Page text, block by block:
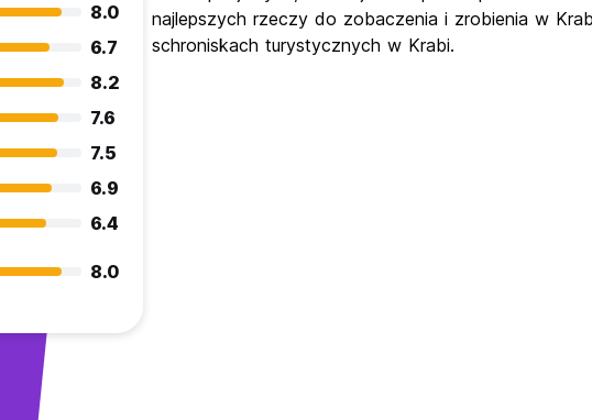
8.0
6.7
8.2
7.6
7.5
6.9
6.4
8.0
najlepszych rzeczy do zobaczenia i zrobienia w
schroniskach turystycznych w Krabi.